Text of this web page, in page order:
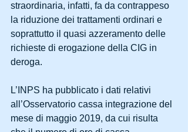
straordinaria, infatti, fa da contrappeso
la riduzione dei trattamenti ordinari e
soprattutto il quasi azzeramento delle
richieste di erogazione della CIG in
deroga.
L’INPS ha pubblicato i dati relativi
all’Osservatorio cassa integrazione del
mese di maggio 2019, da cui risulta